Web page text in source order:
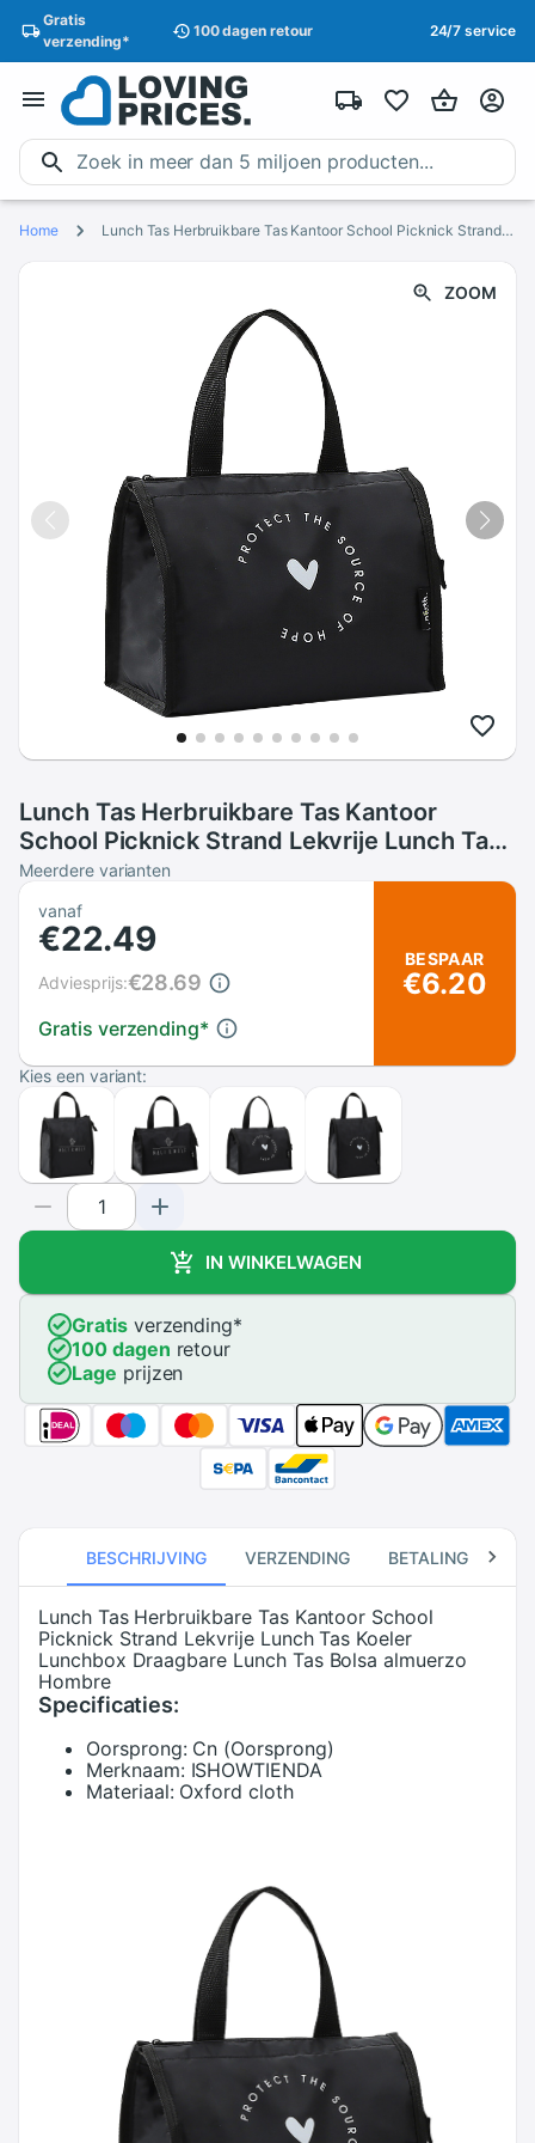
Gratis
verzending*
100 dagen retour 24/7 service
Home Lunch Tas Herbruikbare Tas Kantoor School Picknick Strand Lekvrije Lunch Tas Koeler Lunchbox Draagbare Lunch Tas Bolsa almuerzo Hombre
ZOOM
Lunch Tas Herbruikbare Tas Kantoor
School Picknick Strand Lekvrije Lunch Tas
Koeler Lunchbox Draagbare Lunch Tas
Bolsa almuerzo Hombre
Meerdere varianten
vanaf
€22.49
Gratis verzending*
Adviesprijs:€28.69
BESPAAR
€6.20
Kies een variant:
IN WINKELWAGEN
Gratisverzending*
100 dagen retour
Lage prijzen
BESCHRIJVING VERZENDING BETALING
Lunch Tas Herbruikbare Tas Kantoor School
Picknick Strand Lekvrije Lunch Tas Koeler
Lunchbox Draagbare Lunch Tas Bolsa almuerzo
Hombre
Specificaties:
Oorsprong: Cn (Oorsprong)
Merknaam: ISHOWTIENDA
Materiaal: Oxford cloth